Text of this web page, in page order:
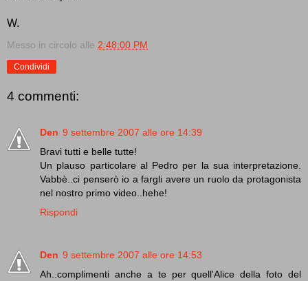
W.
Messo in circolo alle 2:48:00 PM
Condividi
4 commenti:
Den 9 settembre 2007 alle ore 14:39
Bravi tutti e belle tutte!
Un plauso particolare al Pedro per la sua interpretazione.
Vabbè..ci penserò io a fargli avere un ruolo da protagonista
nel nostro primo video..hehe!
Rispondi
Den 9 settembre 2007 alle ore 14:53
Ah..complimenti anche a te per quell'Alice della foto del